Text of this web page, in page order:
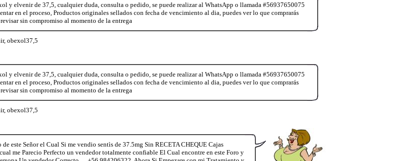
y elvenir de 37,5, cualquier duda, consulta o pedido, se puede realizar al WhatsApp o llamada #56937650075
en el proceso, Productos originales sellados con fecha de vencimiento al dia, puedes ver lo que comprarás
sin compromiso al momento de la entrega
obexol37,5
y elvenir de 37,5, cualquier duda, consulta o pedido, se puede realizar al WhatsApp o llamada #56937650075
en el proceso, Productos originales sellados con fecha de vencimiento al dia, puedes ver lo que comprarás
sin compromiso al momento de la entrega
obexol37,5
este Señor el Cual Si me vendio sentìs de 37.5mg Sin RECETA CHEQUE Cajas
me Parecio Perfecto un vendedor totalmente confiable El Cual encontre en este Foro y